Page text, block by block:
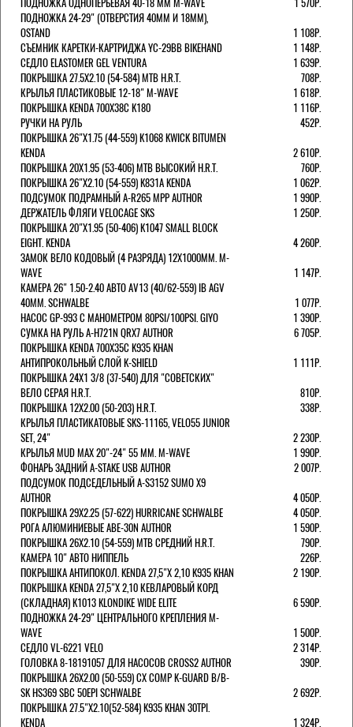
ПОДНОЖКА 24-29" (ОТВЕРСТИЯ 40ММ И 18ММ),
OSTAND
1 108Р.
СЪЕМНИК КАРЕТКИ-КАРТРИДЖА YC-29BB BIKEHAND
1 148Р.
СЕДЛО ELASTOMER GEL VENTURA
1 639Р.
ПОКРЫШКА 27.5X2.10 (54-584) MTB H.R.T.
708Р.
КРЫЛЬЯ ПЛАСТИКОВЫЕ 12-18" M-WAVE
1 618Р.
ПОКРЫШКА KENDA 700Х38С K180
1 116Р.
РУЧКИ НА РУЛЬ
452Р.
ПОКРЫШКА 26"Х1.75 (44-559) K1068 KWICK BITUMEN
KENDA
2 610Р.
ПОКРЫШКА 20X1.95 (53-406) MTB ВЫСОКИЙ H.R.T.
760Р.
ПОКРЫШКА 26"Х2.10 (54-559) K831A KENDA
1 062Р.
ПОДСУМОК ПОДРАМНЫЙ A-R265 MPP AUTHOR
1 990Р.
ДЕРЖАТЕЛЬ ФЛЯГИ VELOCAGE SKS
1 250Р.
ПОКРЫШКА 20"Х1.95 (50-406) K1047 SMALL BLOCK
EIGHT. KENDA
4 260Р.
ЗАМОК ВЕЛО КОДОВЫЙ (4 РАЗРЯДА) 12Х1000ММ. M-
WAVE
1 147Р.
КАМЕРА 26" 1.50-2.40 АВТО AV13 (40/62-559) IB AGV
40MM. SCHWALBE
1 077Р.
НАСОС GP-993 С МАНОМЕТРОМ 80PSI/100PSI. GIYO
1 390Р.
СУМКА НА РУЛЬ A-H721N QRX7 AUTHOR
6 705Р.
ПОКРЫШКА KENDA 700Х35С K935 KHAN
АНТИПРОКОЛЬНЫЙ СЛОЙ K-SHIELD
1 111Р.
ПОКРЫШКА 24X1 3/8 (37-540) ДЛЯ "СОВЕТСКИХ"
ВЕЛО СЕРАЯ H.R.T.
810Р.
ПОКРЫШКА 12X2.00 (50-203) H.R.T.
338Р.
КРЫЛЬЯ ПЛАСТИКАТОВЫЕ SKS-11165, VELO55 JUNIOR
SET, 24"
2 230Р.
КРЫЛЬЯ MUD MAX 20"-24" 55 ММ. M-WAVE
1 990Р.
ФОНАРЬ ЗАДНИЙ A-STAKE USB AUTHOR
2 007Р.
ПОДСУМОК ПОДСЕДЕЛЬНЫЙ A-S3152 SUMO X9
AUTHOR
4 050Р.
ПОКРЫШКА 29X2.25 (57-622) HURRICANE SCHWALBE
4 050Р.
РОГА АЛЮМИНИЕВЫЕ ABE-30N AUTHOR
1 590Р.
ПОКРЫШКА 26X2.10 (54-559) MTB СРЕДНИЙ H.R.T.
790Р.
КАМЕРА 10" АВТО НИППЕЛЬ
226Р.
ПОКРЫШКА АНТИПОКОЛ. KENDA 27,5"Х 2,10 K935 KHAN
2 190Р.
ПОКРЫШКА KENDA 27,5"Х 2,10 КЕВЛАРОВЫЙ КОРД
(СКЛАДНАЯ) K1013 KLONDIKE WIDE ELITE
6 590Р.
ПОДНОЖКА 24-29" ЦЕНТРАЛЬНОГО КРЕПЛЕНИЯ M-
WAVE
1 500Р.
СЕДЛО VL-6221 VELO
2 314Р.
ГОЛОВКА 8-18191057 ДЛЯ НАСОСОВ CROSS2 AUTHOR
390Р.
ПОКРЫШКА 26X2.00 (50-559) CX COMP K-GUARD B/B-
SK HS369 SBC 50EPI SCHWALBE
2 692Р.
ПОКРЫШКА 27.5"Х2.10(52-584) K935 KHAN 30TPI.
KENDA
1 324Р.